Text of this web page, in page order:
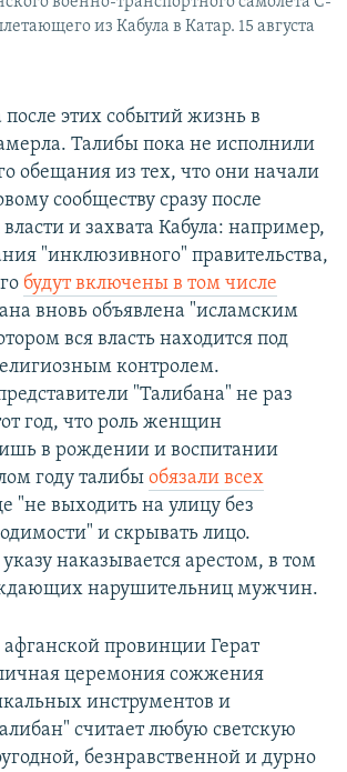
из Кабула в Катар. 15 августа
после этих событий жизнь в
Талибы пока не исполнили
обещания из тех, что они начали
сообществу сразу после
и захвата Кабула: например,
"инклюзивного" правительства,
будут включены в том числе
вновь объявлена "исламским
вся власть находится под
контролем.
"Талибана" не раз
год, что роль женщин
в рождении и воспитании
году талибы обязали всех
"не выходить на улицу без
и скрывать лицо.
наказывается арестом, в том
нарушительниц мужчин.
провинции Герат
церемония сожжения
инструментов и
считает любую светскую
безнравственной и дурно